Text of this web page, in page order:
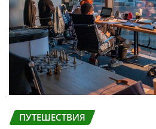
ПУТЕШЕСТВИЯ